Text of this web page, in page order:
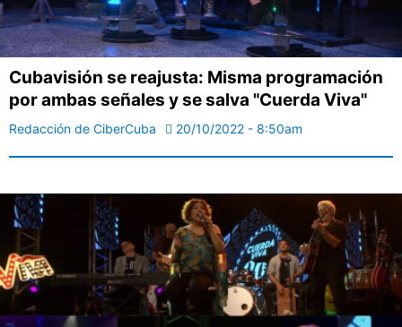
Cubavisión se reajusta: Misma programación
por ambas señales y se salva "Cuerda Viva"
Redacción de CiberCuba 20/10/2022 - 8:50am